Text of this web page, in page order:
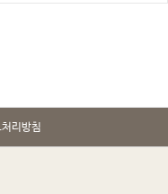
리방침